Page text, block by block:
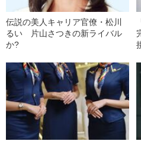
伝説の美人キャリア官僚・松川
るい 片山さつきの新ライバル
か?